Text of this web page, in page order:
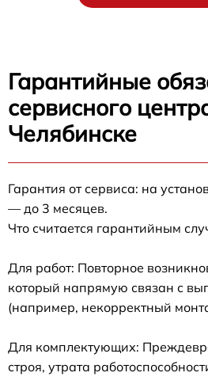
Гарантийные
сервисного
Челябинске
Гарантия от сервиса: на
— до 3 месяцев.
Что считается гарантийным
Для работ: Повторное
который напрямую связан с
(например, некорректный
Для комплектующих:
строя, утрата